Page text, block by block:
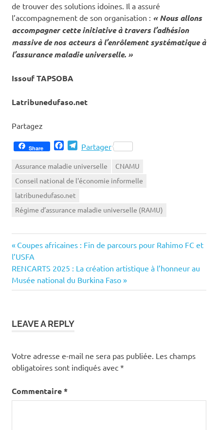
de trouver des solutions idoines. Il a assuré
l’accompagnement de son organisation : « Nous allons
accompagner cette initiative à travers l’adhésion
massive de nos acteurs à l’enrôlement systématique à
l’assurance maladie universelle. »
Issouf TAPSOBA
Latribunedufaso.net
Partagez
Share FacebookTelegram
Partager
Assurance maladie universelle
CNAMU
Conseil national de l'économie informelle
latribunedufaso.net
Régime d’assurance maladie universelle (RAMU)
Navigation
de
l’article
Previous
Post:
Coupes africaines : Fin de parcours pour Rahimo FC et
l’USFA
Next
Post:
RENCARTS 2025 : La création artistique à l’honneur au
Musée national du Burkina Faso
LEAVE A REPLY
Votre adresse e-mail ne sera pas publiée. Les champs
obligatoires sont indiqués avec *
Commentaire*